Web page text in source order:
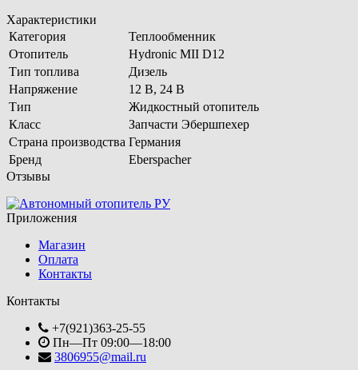
Характеристики
Категория
Теплообменник
Отопитель
Hydronic MII D12
Тип топлива
Дизель
Напряжение
12 В, 24 В
Тип
Жидкостный отопитель
Класс
Запчасти Эбершпехер
Страна производства Германия
Бренд
Eberspacher
Отзывы
Приложения
Магазин
Оплата
Контакты
Контакты
+7(921)363-25-55
Пн—Пт 09:00—18:00
3806955@mail.ru